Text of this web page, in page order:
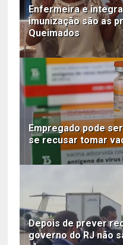
Enfermeira e
imunização são as
Queimados
Empregado pode
se recusar tomar
Depois de prever
governo do RJ não